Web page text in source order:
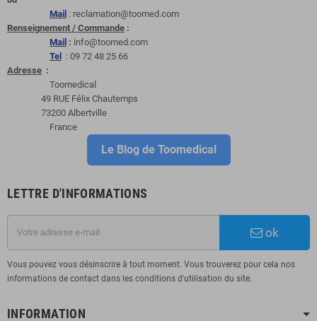
Mail : reclamation@toomed.com
Renseignement / Commande :
Mail : info@toomed.com
Tel : 09 72 48 25 66
Adresse :
Toomedical
49 RUE Félix Chautemps
73200 Albertville
France
Le Blog de Toomedical
LETTRE D'INFORMATIONS
ok
Vous pouvez vous désinscrire à tout moment. Vous trouverez pour cela nos
informations de contact dans les conditions d'utilisation du site.
INFORMATION